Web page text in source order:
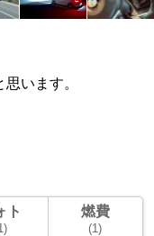
います。
ト 燃費
(1)